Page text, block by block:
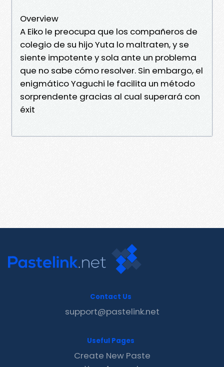
Overview
A Eiko le preocupa que los compañeros de
colegio de su hijo Yuta lo maltraten, y se
siente impotente y sola ante un problema
que no sabe cómo resolver. Sin embargo, el
enigmático Yaguchi le facilita un método
sorprendente gracias al cual superará con
éxit
Contact Us
support@pastelink.net
Useful Pages
Create New Paste